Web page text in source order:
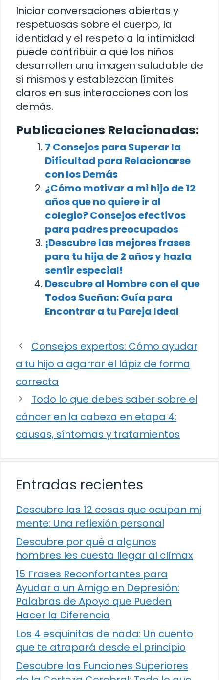
Iniciar conversaciones abiertas y
respetuosas sobre el cuerpo, la
identidad y el respeto a la intimidad
puede contribuir a que los niños
desarrollen una imagen saludable de
sí mismos y establezcan límites
claros en sus interacciones con los
demás.
Publicaciones Relacionadas:
7 Consejos para Superar la
Dificultad para Relacionarse
con los Demás
¿Cómo motivar a mi hijo de 12
años que no quiere ir al
colegio? Consejos efectivos
para padres preocupados
¡Descubre las mejores frases
para tu hija de 2 años y hazla
sentir especial!
Descubre al Hombre con el que
Todos Sueñan: Guía para
Encontrar a tu Pareja Ideal
Consejos expertos: Cómo ayudar
a tu hijo a agarrar el lápiz de forma
correcta
Todo lo que debes saber sobre el
cáncer en la cabeza en etapa 4:
causas, síntomas y tratamientos
Entradas recientes
Descubre las 12 cosas que ocupan mi
mente: Una reflexión personal
Descubre por qué a algunos
hombres les cuesta llegar al clímax
15 Frases Reconfortantes para
Ayudar a un Amigo en Depresión:
Palabras de Apoyo que Pueden
Hacer la Diferencia
Los 4 esquinitas de nada: Un cuento
que te atrapará desde el principio
Descubre las Funciones Superiores